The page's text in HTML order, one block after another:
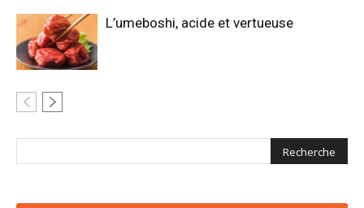
L’umeboshi, acide et vertueuse